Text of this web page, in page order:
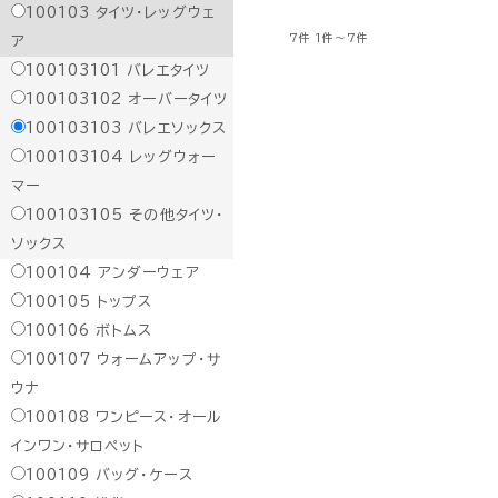
100103 タイツ・レッグウェ
ア
100103101
バレエタイツ
100103102
オーバータイツ
100103103
バレエソックス
100103104
レッグウォー
マー
100103105
その他タイツ・
ソックス
100104 アンダーウェア
100105
トップス
100106
ボトムス
100107
ウォームアップ・サ
ウナ
100108
ワンピース・オール
インワン・サロペット
100109
バッグ・ケース
7件 1件～7件